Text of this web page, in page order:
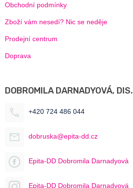
Obchodní podmínky
Zboží vám nesedí? Nic se neděje
Prodejní centrum
Doprava
DOBROMILA DARNADYOVÁ, DIS.
+420 724 486 044
dobruska@epita-dd.cz
Epita-DD Dobromila Darnadyová
Epita-DD Dobromila Darnadyová